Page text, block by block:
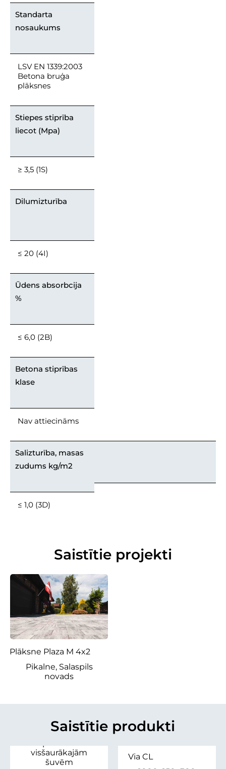
Standarta
nosaukums
LSV EN 1339:2003
Betona bruģa
plāksnes
Stiepes stiprība
liecot (Mpa)
≥ 3,5 (1S)
Dilumizturība
≤ 20 (4I)
Ūdens absorbcija
%
≤ 6,0 (2B)
Betona stiprības
klase
Nav attiecināms
Salizturība, masas
zudums kg/m2
≤ 1,0 (3D)
Saistītie projekti
Plāksne Plaza M 4x2
Pikalne, Salaspils
novads
Saistītie produkti
Šuvju
visšaurākajām
šuvēm
Via CL